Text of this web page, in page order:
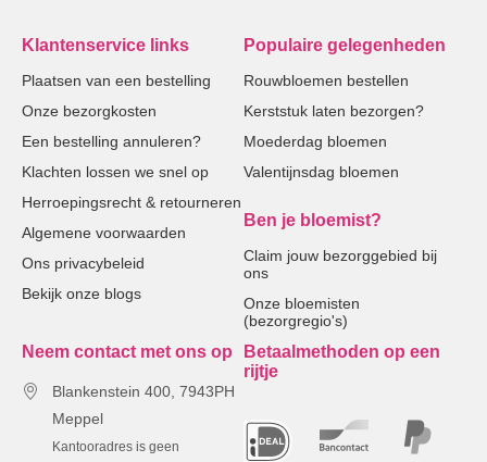
Klantenservice links
Plaatsen van een bestelling
Onze bezorgkosten
Een bestelling annuleren?
Klachten lossen we snel op
Herroepingsrecht & retourneren
Algemene voorwaarden
Ons privacybeleid
Bekijk onze blogs
Populaire gelegenheden
Rouwbloemen bestellen
Kerststuk laten bezorgen?
Moederdag bloemen
Valentijnsdag bloemen
Ben je bloemist?
Claim jouw bezorggebied bij
ons
Onze bloemisten
(bezorgregio's)
Neem contact met ons op
Blankenstein 400, 7943PH
Meppel
Kantooradres is geen
Betaalmethoden op een
rijtje